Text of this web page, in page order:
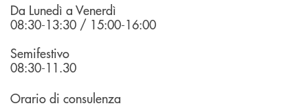
Da Lunedì a Venerdì
08:30-13:30 / 15:00-16:00
Semifestivo
08:30-11.30
Orario di consulenza